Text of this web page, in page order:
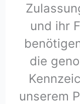
und ihr
die
unserem